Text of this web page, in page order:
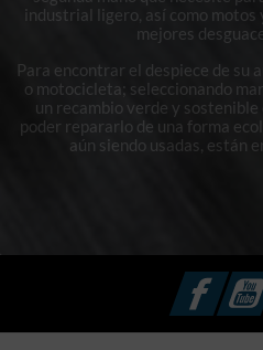
industrial ligero, así como motos
mejores
Para encontrar el despiece de su
o motocicleta; seleccionando
un recambio verde y
poder repararlo de una forma
aún siendo usadas, están